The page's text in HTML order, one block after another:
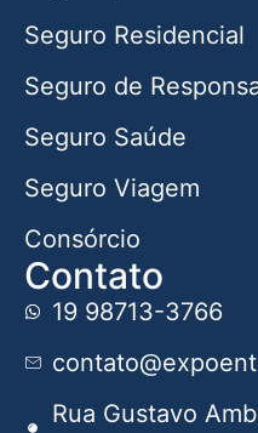
Seguro Residencial
Seguro de
Seguro Saúde
Seguro Viagem
Consórcio
Contato
19 98713-3766
Rua Gustavo